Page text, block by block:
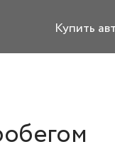
Купить